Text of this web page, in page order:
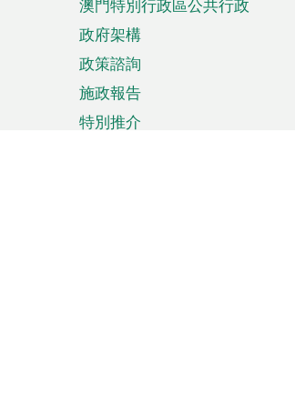
澳門特別行政區公共行政
政府架構
政策諮詢
施政報告
特別推介